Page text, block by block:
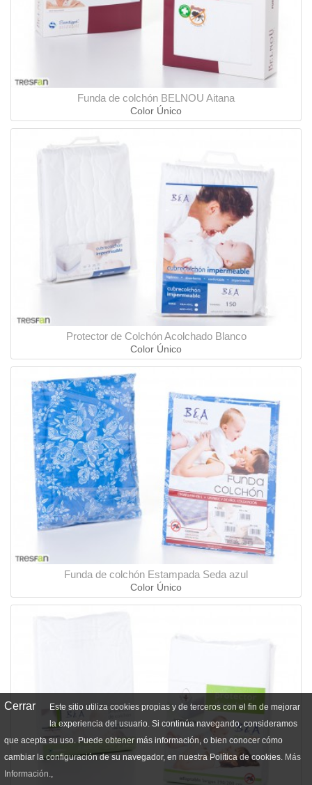
Cerrar
Este sitio utiliza cookies propias y de terceros con el fin de mejorar
la experiencia del usuario. Si continúa navegando, consideramos
que acepta su uso. Puede obtener más información, o bien conocer cómo
cambiar la configuración de su navegador, en nuestra Política de cookies. Más
Información.,
Funda de colchón BELNOU Aitana
Color Único
Protector de Colchón Acolchado Blanco
Color Único
Funda de colchón Estampada Seda azul
Color Único